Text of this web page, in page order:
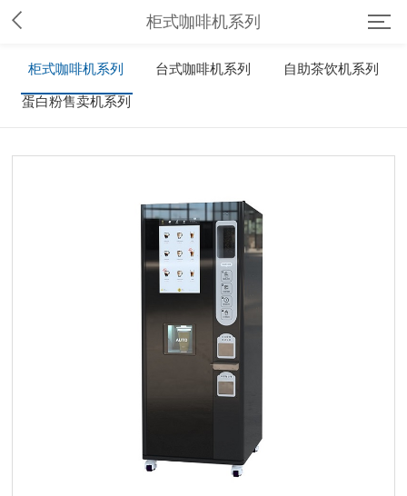
柜式咖啡机系列
柜式咖啡机系列 台式咖啡机系列 自助茶饮机系列
蛋白粉售卖机系列